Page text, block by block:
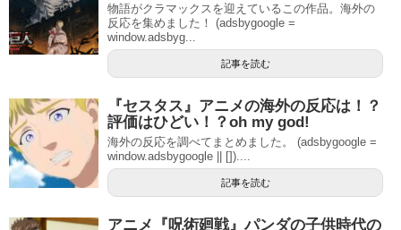
物語がクラマックスを迎えているこの作品。海外の
反応を集めました！ (adsbygoogle =
window.adsbyg...
記事を読む
『セスタス』アニメの海外の反応は！？
評価はひどい！？oh my god!
海外の反応を調べてまとめました。 (adsbygoogle =
window.adsbygoogle || [])....
記事を読む
アニメ『呪術廻戦』パンダの子供時代の